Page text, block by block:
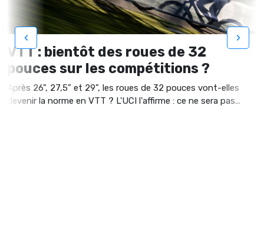
VTT : bientôt des roues de 32
pouces sur les compétitions ?
Après 26", 27,5" et 29", les roues de 32 pouces vont-elles
devenir la norme en VTT ? L'UCI l'affirme : ce ne sera pas...
‹ ›